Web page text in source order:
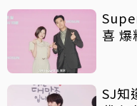
喜 爆
SJ知